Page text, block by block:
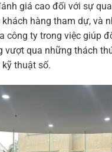
giá cao đối với sự
hàng tham dự, và
công ty trong việc giúp
vượt qua những thách
thuật số.